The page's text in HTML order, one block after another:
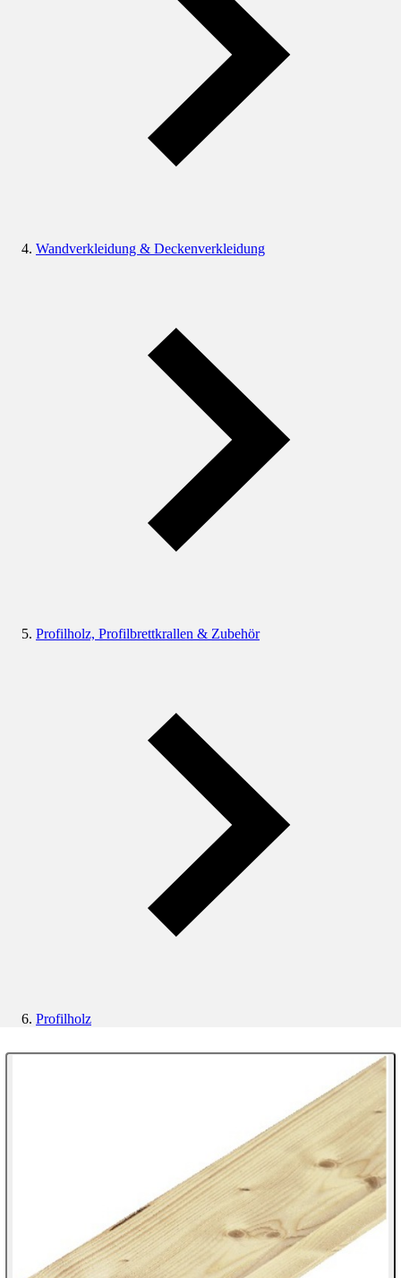
Wandverkleidung & Deckenverkleidung
Profilholz, Profilbrettkrallen & Zubehör
Profilholz